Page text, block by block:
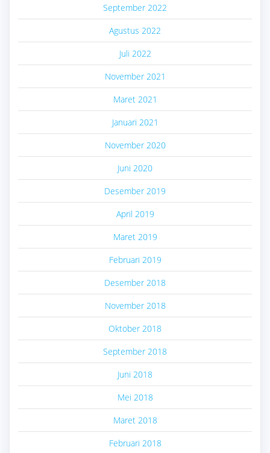
September 2022
Agustus 2022
Juli 2022
November 2021
Maret 2021
Januari 2021
November 2020
Juni 2020
Desember 2019
April 2019
Maret 2019
Februari 2019
Desember 2018
November 2018
Oktober 2018
September 2018
Juni 2018
Mei 2018
Maret 2018
Februari 2018